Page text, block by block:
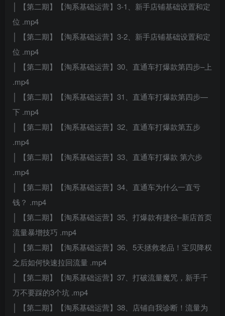
│ 【第二期】【淘系基础运营】3-1、新手店铺基础设置和定
位 .mp4
│ 【第二期】【淘系基础运营】3-2、新手店铺基础设置和定
位 .mp4
│ 【第二期】【淘系基础运营】30、直通车打爆款第四步–上
.mp4
│ 【第二期】【淘系基础运营】31、直通车打爆款第四步—
下 .mp4
│ 【第二期】【淘系基础运营】32、直通车打爆款第五步
.mp4
│ 【第二期】【淘系基础运营】33、直通车打爆款 第六步
.mp4
│ 【第二期】【淘系基础运营】34、直通车为什么一直亏
钱？ .mp4
│ 【第二期】【淘系基础运营】35、打爆款有捷径–新店首页
流量暴增技巧 .mp4
│ 【第二期】【淘系基础运营】36、5天拯救老品！宝贝降权
之后如何快速拉回流量 .mp4
│ 【第二期】【淘系基础运营】37、打破流量魔咒，新手千
万不要踩的3个坑 .mp4
│ 【第二期】【淘系基础运营】38、店铺自我诊断！流量为